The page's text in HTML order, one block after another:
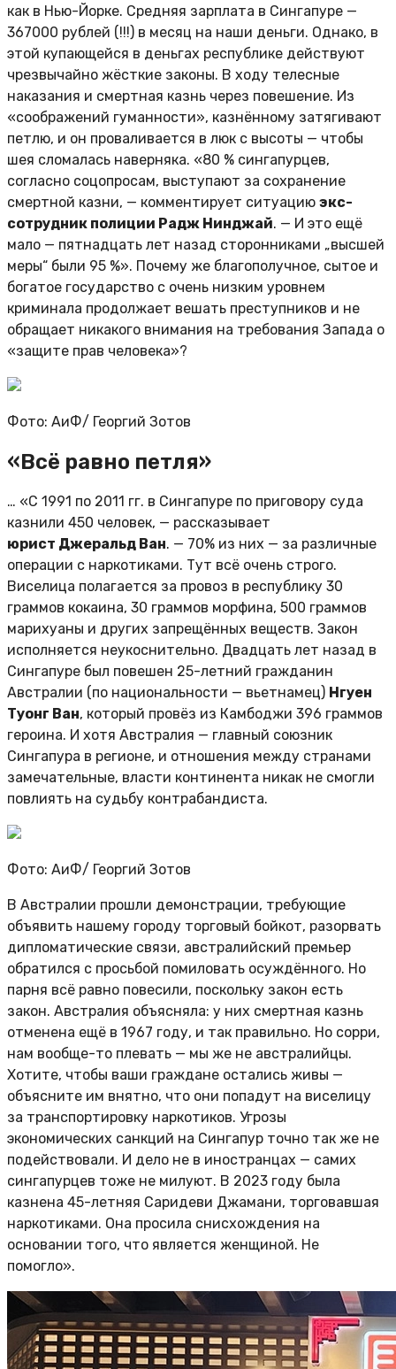
как в Нью-Йорке. Средняя зарплата в Сингапуре —
367000 рублей (!!!) в месяц на наши деньги. Однако, в
этой купающейся в деньгах республике действуют
чрезвычайно жёсткие законы. В ходу телесные
наказания и смертная казнь через повешение. Из
«соображений гуманности», казнённому затягивают
петлю, и он проваливается в люк с высоты — чтобы
шея сломалась наверняка. «80 % сингапурцев,
согласно соцопросам, выступают за сохранение
смертной казни, — комментирует ситуацию экс-
сотрудник полиции Радж Нинджай. — И это ещё
мало — пятнадцать лет назад сторонниками „высшей
меры“ были 95 %». Почему же благополучное, сытое и
богатое государство с очень низким уровнем
криминала продолжает вешать преступников и не
обращает никакого внимания на требования Запада о
«защите прав человека»?
Фото: АиФ/ Георгий Зотов
«Всё равно петля»
… «С 1991 по 2011 гг. в Сингапуре по приговору суда
казнили 450 человек, — рассказывает
юрист Джеральд Ван. — 70% из них — за различные
операции с наркотиками. Тут всё очень строго.
Виселица полагается за провоз в республику 30
граммов кокаина, 30 граммов морфина, 500 граммов
марихуаны и других запрещённых веществ. Закон
исполняется неукоснительно. Двадцать лет назад в
Сингапуре был повешен 25-летний гражданин
Австралии (по национальности — вьетнамец) Нгуен
Туонг Ван, который провёз из Камбоджи 396 граммов
героина. И хотя Австралия — главный союзник
Сингапура в регионе, и отношения между странами
замечательные, власти континента никак не смогли
повлиять на судьбу контрабандиста.
Фото: АиФ/ Георгий Зотов
В Австралии прошли демонстрации, требующие
объявить нашему городу торговый бойкот, разорвать
дипломатические связи, австралийский премьер
обратился с просьбой помиловать осуждённого. Но
парня всё равно повесили, поскольку закон есть
закон. Австралия объясняла: у них смертная казнь
отменена ещё в 1967 году, и так правильно. Но сорри,
нам вообще-то плевать — мы же не австралийцы.
Хотите, чтобы ваши граждане остались живы —
объясните им внятно, что они попадут на виселицу
за транспортировку наркотиков. Угрозы
экономических санкций на Сингапур точно так же не
подействовали. И дело не в иностранцах — самих
сингапурцев тоже не милуют. В 2023 году была
казнена 45-летняя Саридеви Джамани, торговавшая
наркотиками. Она просила снисхождения на
основании того, что является женщиной. Не
помогло».